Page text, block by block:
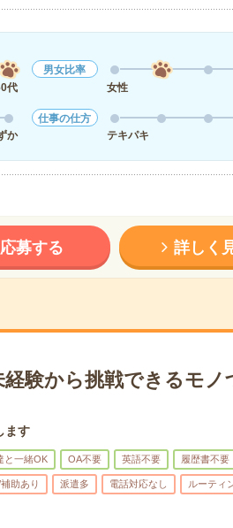
代
男女比率
女性
か
仕事の仕方
テキパキ
応募する 詳しく
経験から挑戦できるモノ
ます
と一緒OK OA不要 英語不要 履歴書不要
助あり 派遣多 電話対応なし ルーティ